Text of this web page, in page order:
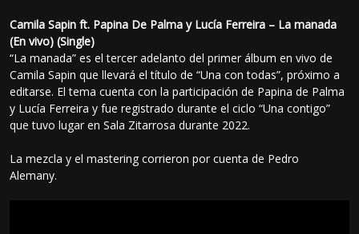
Camila Sapin ft. Papina De Palma y Lucía Ferreira – La manada
(En vivo) (Single)
“La manada” es el tercer adelanto del primer álbum en vivo de
Camila Sapin que llevará el título de “Una con todas”, próximo a
editarse. El tema cuenta con la participación de Papina de Palma
y Lucía Ferreira y fue registrado durante el ciclo “Una contigo”
que tuvo lugar en Sala Zitarrosa durante 2022.
La mezcla y el mastering corrieron por cuenta de Pedro
Alemany.